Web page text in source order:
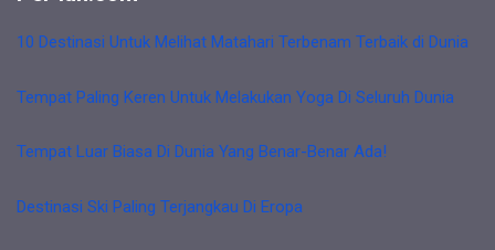
10 Destinasi Untuk Melihat Matahari Terbenam Terbaik di Dunia
Tempat Paling Keren Untuk Melakukan Yoga Di Seluruh Dunia
Tempat Luar Biasa Di Dunia Yang Benar-Benar Ada!
Destinasi Ski Paling Terjangkau Di Eropa